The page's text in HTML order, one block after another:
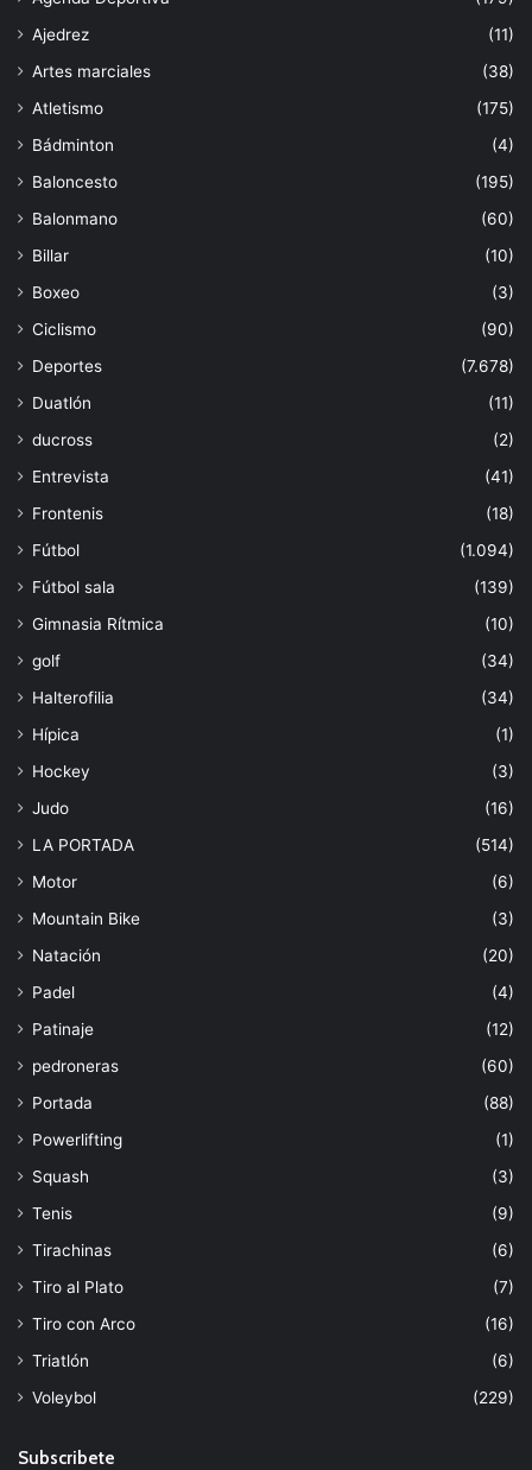
Ajedrez
(11)
Artes marciales
(38)
Atletismo
(175)
Bádminton
(4)
Baloncesto
(195)
Balonmano
(60)
Billar
(10)
Boxeo
(3)
Ciclismo
(90)
Deportes
(7.678)
Duatlón
(11)
ducross
(2)
Entrevista
(41)
Frontenis
(18)
Fútbol
(1.094)
Fútbol sala
(139)
Gimnasia Rítmica
(10)
golf
(34)
Halterofilia
(34)
Hípica
(1)
Hockey
(3)
Judo
(16)
LA PORTADA
(514)
Motor
(6)
Mountain Bike
(3)
Natación
(20)
Padel
(4)
Patinaje
(12)
pedroneras
(60)
Portada
(88)
Powerlifting
(1)
Squash
(3)
Tenis
(9)
Tirachinas
(6)
Tiro al Plato
(7)
Tiro con Arco
(16)
Triatlón
(6)
Voleybol
(229)
Subscribete